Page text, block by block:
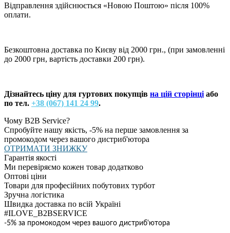
Відправлення здійснюється «Новою Поштою» після 100%
оплати.
Безкоштовна доставка по Києву від 2000 грн., (при замовленні
до 2000 грн, вартість доставки 200 грн).
Дізнайтесь ціну для гуртових покупців на цій сторінці або
по тел. +38 (067) 141 24 99.
Чому B2B Service?
Спробуйте нашу якість, -5% на перше замовлення за
промокодом через вашого дистриб'ютора
ОТРИМАТИ ЗНИЖКУ
Гарантія якості
Ми перевіряємо кожен товар додатково
Оптові ціни
Товари для професійних побутових турбот
Зручна логістика
Швидка доставка по всій Україні
#ILOVE_B2BSERVICE
-5% за промокодом через вашого дистриб'ютора